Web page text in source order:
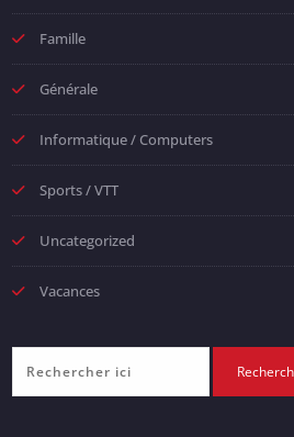
Famille
Générale
Informatique / Computers
Sports / VTT
Uncategorized
Vacances